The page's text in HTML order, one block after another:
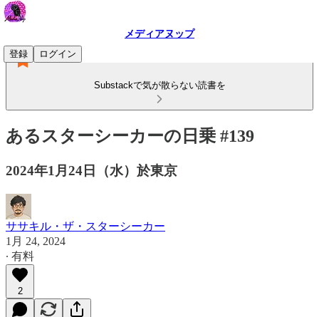
メディアヌップ
登録
ログイン
Substackで気が散らない読書を
あるスターシーカーの日乗 #139
2024年1月24日（水）於東京
ササキル・ザ・スターシーカー
1月 24, 2024
∙ 有料
2